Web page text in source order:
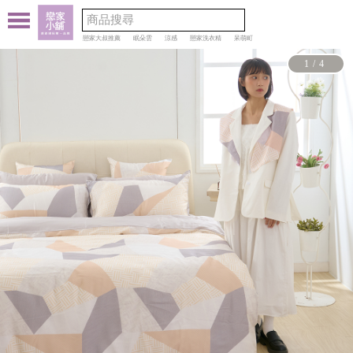
戀家大叔推薦 眠朵雲 涼感 戀家洗衣精 呆萌町
1/4